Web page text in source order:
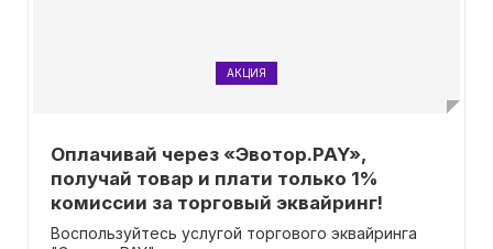
АКЦИЯ
Оплачивай через «Эвотор.PAY»,
получай товар и плати только 1%
комиссии за торговый эквайринг!
Воспользуйтесь услугой торгового эквайринга